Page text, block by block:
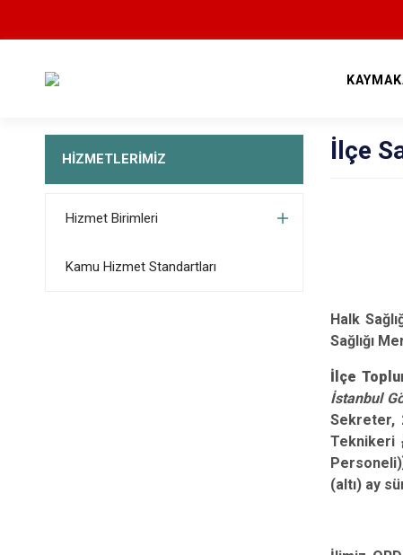
HİZMETLERİMİZ
Hizmet Birimleri
Kamu Hizmet Standartları
İlçe
Halk
Sağlığı
İlçe
İstanbul
Sekreter,
Teknikeri
(altı) ay